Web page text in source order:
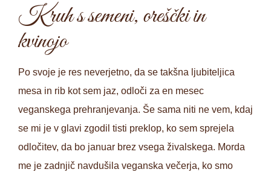
Kruh s semeni, oreščki in
kvinojo
Po svoje je res neverjetno, da se takšna ljubiteljica
mesa in rib kot sem jaz, odloči za en mesec
veganskega prehranjevanja. Še sama niti ne vem, kdaj
se mi je v glavi zgodil tisti preklop, ko sem sprejela
odločitev, da bo januar brez vsega živalskega. Morda
me je zadnjič navdušila veganska večerja, ko smo